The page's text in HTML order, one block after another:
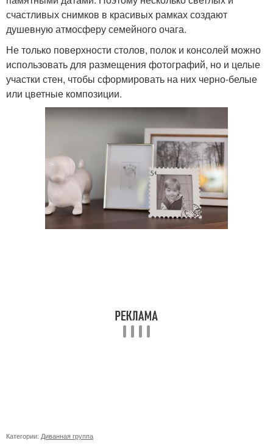
счастливых снимков в красивых рамках создают
душевную атмосферу семейного очага.
Не только поверхности столов, полок и консолей можно
использовать для размещения фотографий, но и целые
участки стен, чтобы сформировать на них черно-белые
или цветные композиции.
Категории: Диванная группа